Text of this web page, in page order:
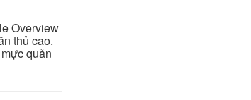
Overview
thủ cao.
quản